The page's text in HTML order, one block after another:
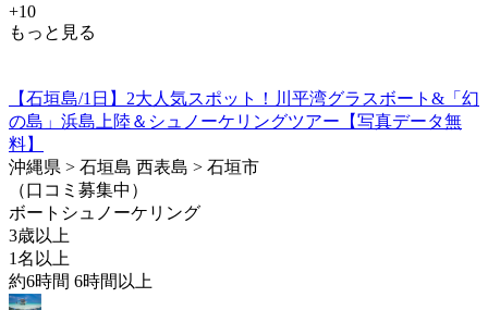
+10
もっと見る
【石垣島/1日】2大人気スポット！川平湾グラスボート&「幻
の島」浜島上陸＆シュノーケリングツアー【写真データ無
料】
沖縄県 > 石垣島 西表島 > 石垣市
（口コミ募集中）
ボートシュノーケリング
3歳以上
1名以上
約6時間 6時間以上